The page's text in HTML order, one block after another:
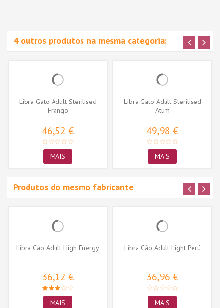
4 outros produtos na mesma categoria:
Libra Gato Adult Sterilised
Frango
46,52 €
MAIS
Libra Gato Adult Sterilised
Atum
49,98 €
MAIS
Produtos do mesmo fabricante
Libra Cao Adult High Energy
36,12 €
MAIS
Libra Cão Adult Light Perú
36,96 €
MAIS